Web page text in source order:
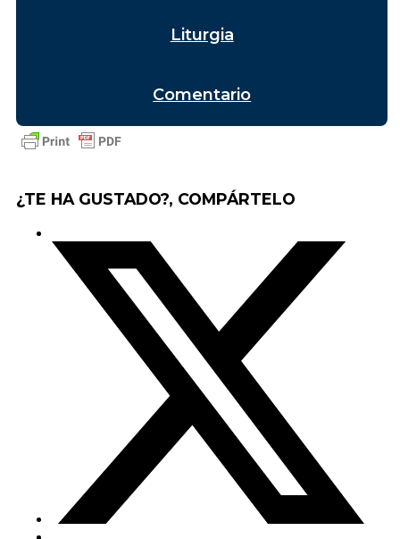
Liturgia
Comentario
¿TE HA GUSTADO?, COMPÁRTELO